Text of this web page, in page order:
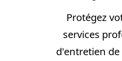
Protégez
services
d'entretien